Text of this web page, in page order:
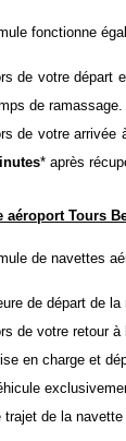
fonctionne
de votre départ
de ramassage.
de votre arrivée
* après
aéroport Tours
de navettes
de départ de
de votre retour
en charge et
trajet de la